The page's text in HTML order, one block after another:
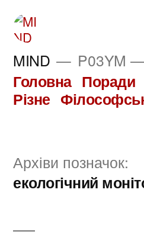
Перейти
вмісту
MIND P03YM
Головна Поради
Різне
Архіви позначок:
екологічний